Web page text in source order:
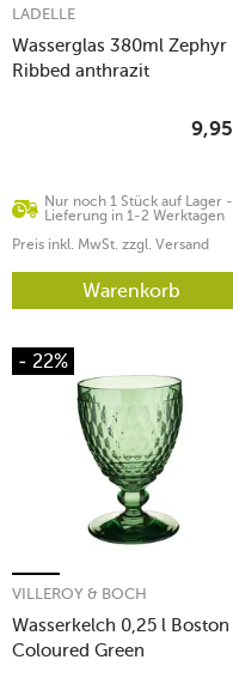
Wasserglas 380ml Zephyr
Ribbed anthrazit
LADELLE
Nur noch 1 Stück auf Lager -
Lieferung in 1-2 Werktagen
9,95
Preis inkl. MwSt. zzgl. Versand
Warenkorb
- 22%
Wasserkelch 0,25 l Boston
Coloured Green
VILLEROY & BOCH